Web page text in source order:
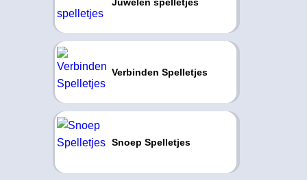
Verbinden Spelletjes
Snoep Spelletjes